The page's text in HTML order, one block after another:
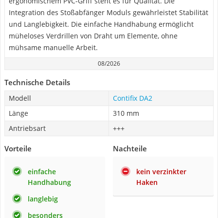
Integration des Stoßabfänger Moduls gewährleistet Stabilität
und Langlebigkeit. Die einfache Handhabung ermöglicht
müheloses Verdrillen von Draht um Elemente, ohne
mühsame manuelle Arbeit.
08/2026
Technische Details
Modell
Contifix DA2
Länge
310 mm
Antriebsart
+++
Vorteile
einfache
Handhabung
langlebig
besonders
Nachteile
kein verzinkter
Haken